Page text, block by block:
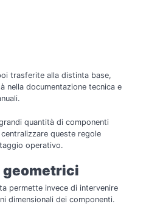
trasferite alla distinta base,
nella documentazione tecnica e
quantità di componenti
queste regole
operativo.
geometrici
permette invece di intervenire
dimensionali dei componenti.